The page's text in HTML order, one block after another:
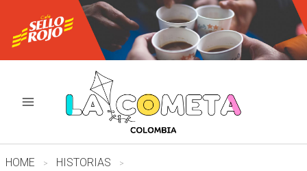
contenido
HOME
HISTORIAS